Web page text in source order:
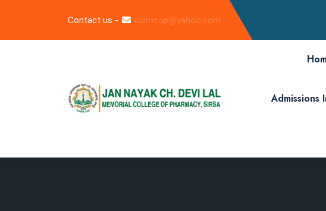
Contact us - jcdmcop@yahoo.com
Admissions